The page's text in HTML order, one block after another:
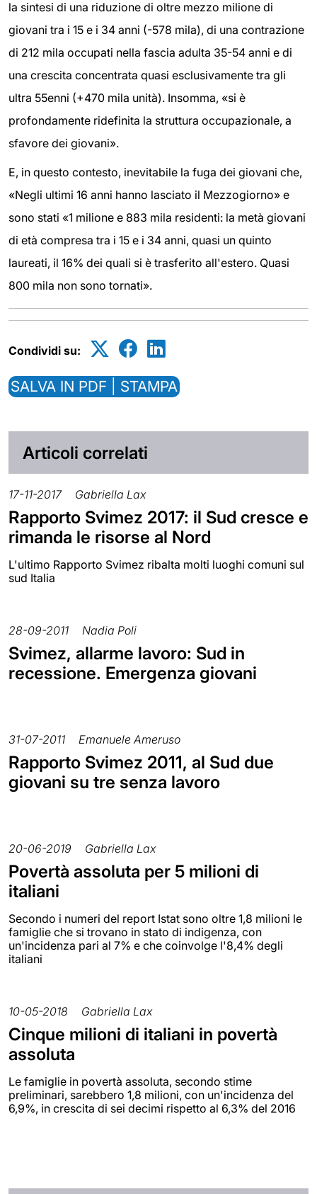
la sintesi di una riduzione di oltre mezzo milione di
giovani tra i 15 e i 34 anni (-578 mila), di una contrazione
di 212 mila occupati nella fascia adulta 35-54 anni e di
una crescita concentrata quasi esclusivamente tra gli
ultra 55enni (+470 mila unità). Insomma, «si è
profondamente ridefinita la struttura occupazionale, a
sfavore dei giovani».
E, in questo contesto, inevitabile la fuga dei giovani che,
«Negli ultimi 16 anni hanno lasciato il Mezzogiorno» e
sono stati «1 milione e 883 mila residenti: la metà giovani
di età compresa tra i 15 e i 34 anni, quasi un quinto
laureati, il 16% dei quali si è trasferito all'estero. Quasi
800 mila non sono tornati».
Condividi su:
SALVA IN PDF | STAMPA
Articoli correlati
17-11-2017 Gabriella Lax
Rapporto Svimez 2017: il Sud cresce e
rimanda le risorse al Nord
L'ultimo Rapporto Svimez ribalta molti luoghi comuni sul
sud Italia
28-09-2011 Nadia Poli
Svimez, allarme lavoro: Sud in
recessione. Emergenza giovani
31-07-2011 Emanuele Ameruso
Rapporto Svimez 2011, al Sud due
giovani su tre senza lavoro
20-06-2019 Gabriella Lax
Povertà assoluta per 5 milioni di
italiani
Secondo i numeri del report Istat sono oltre 1,8 milioni le
famiglie che si trovano in stato di indigenza, con
un'incidenza pari al 7% e che coinvolge l'8,4% degli
italiani
10-05-2018 Gabriella Lax
Cinque milioni di italiani in povertà
assoluta
Le famiglie in povertà assoluta, secondo stime
preliminari, sarebbero 1,8 milioni, con un'incidenza del
6,9%, in crescita di sei decimi rispetto al 6,3% del 2016